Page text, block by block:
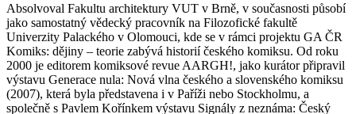
Absolvoval Fakultu architektury VUT v Brně, v současnosti působí
jako samostatný vědecký pracovník na Filozofické fakultě
Univerzity Palackého v Olomouci, kde se v rámci projektu GA ČR
Komiks: dějiny – teorie zabývá historií českého komiksu. Od roku
2000 je editorem komiksové revue AARGH!, jako kurátor připravil
výstavu Generace nula: Nová vlna českého a slovenského komiksu
(2007), která byla představena i v Paříži nebo Stockholmu, a
společně s Pavlem Kořínkem výstavu Signály z neznáma: Český